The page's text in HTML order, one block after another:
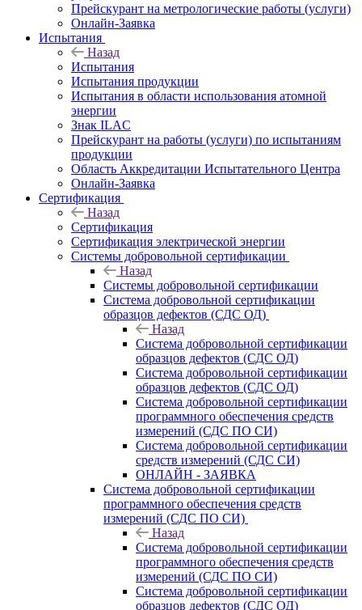
Прейскурант на метрологические работы (услуги)
Онлайн-Заявка
Испытания
Назад
Испытания
Испытания продукции
Испытания в области использования атомной
энергии
Знак ILAC
Прейскурант на работы (услуги) по испытаниям
продукции
Область Аккредитации Испытательного Центра
Онлайн-Заявка
Сертификация
Назад
Сертификация
Сертификация электрической энергии
Системы добровольной сертификации
Назад
Системы добровольной сертификации
Система добровольной сертификации
образцов дефектов (СДС ОД)
Назад
Система добровольной сертификации
образцов дефектов (СДС ОД)
Система добровольной сертификации
образцов дефектов (СДС ОД)
Система добровольной сертификации
программного обеспечения средств
измерений (СДС ПО СИ)
Система добровольной сертификации
средств измерений (СДС СИ)
ОНЛАЙН - ЗАЯВКА
Система добровольной сертификации
программного обеспечения средств
измерений (СДС ПО СИ)
Назад
Система добровольной сертификации
программного обеспечения средств
измерений (СДС ПО СИ)
Система добровольной сертификации
образцов дефектов (СДС ОД)